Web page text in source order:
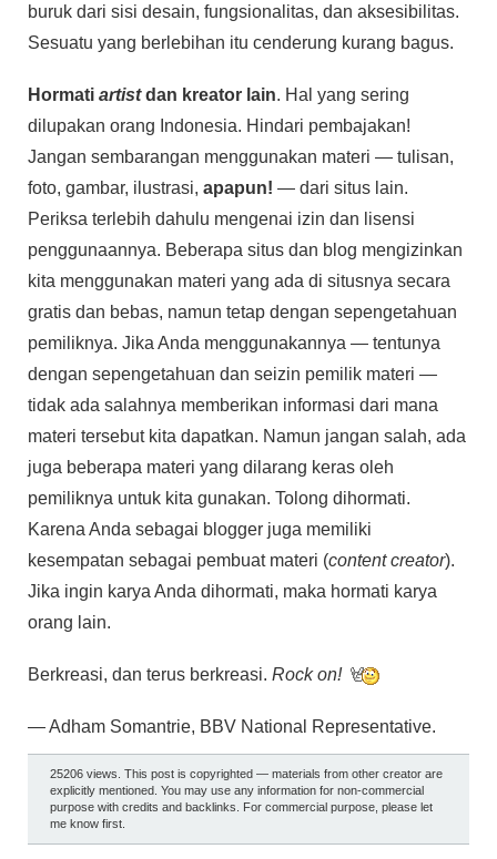
buruk dari sisi desain, fungsionalitas, dan aksesibilitas.
Sesuatu yang berlebihan itu cenderung kurang bagus.
Hormati artistdan kreator lain. Hal yang sering
dilupakan orang Indonesia. Hindari pembajakan!
Jangan sembarangan menggunakan materi — tulisan,
foto, gambar, ilustrasi, apapun! — dari situs lain.
Periksa terlebih dahulu mengenai izin dan lisensi
penggunaannya. Beberapa situs dan blog mengizinkan
kita menggunakan materi yang ada di situsnya secara
gratis dan bebas, namun tetap dengan sepengetahuan
pemiliknya. Jika Anda menggunakannya — tentunya
dengan sepengetahuan dan seizin pemilik materi —
tidak ada salahnya memberikan informasi dari mana
materi tersebut kita dapatkan. Namun jangan salah, ada
juga beberapa materi yang dilarang keras oleh
pemiliknya untuk kita gunakan. Tolong dihormati.
Karena Anda sebagai blogger juga memiliki
kesempatan sebagai pembuat materi (content creator).
Jika ingin karya Anda dihormati, maka hormati karya
orang lain.
Berkreasi, dan terus berkreasi. Rock on!
— Adham Somantrie, BBV National Representative.
25206 views. This post is copyrighted — materials from other creator are
explicitly mentioned. You may use any information for non-commercial
purpose with credits and backlinks. For commercial purpose, please let
me know first.